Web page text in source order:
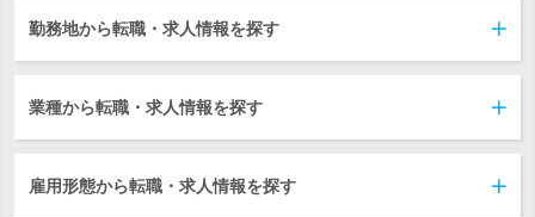
勤務地から転職・求人情報を探す
業種から転職・求人情報を探す
雇用形態から転職・求人情報を探す